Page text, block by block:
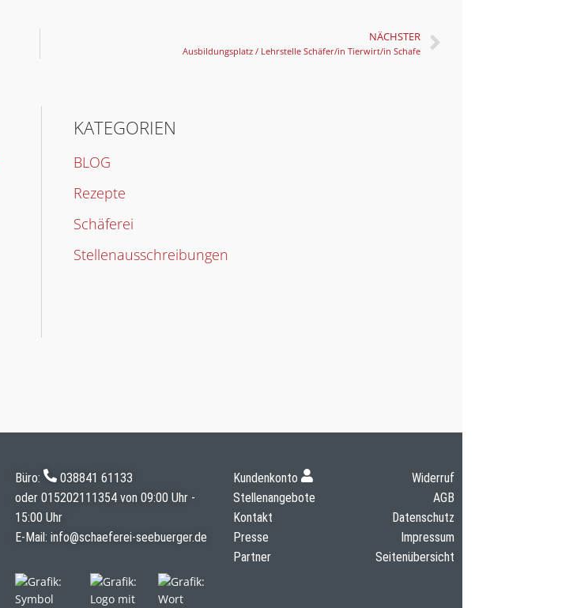
NÄCHSTER
Aus­bil­dungs­platz / Lehr­stel­le Schäfer/in Tierwirt/in Scha­fe
KATE­GO­RIEN
BLOG
Rezepte
Schäferei
Stellenausschreibungen
Büro:
038841 61133
oder 015202111354von 09:00 Uhr -
15:00 Uhr
E-Mail: info@schaeferei-seebuerger.de
Kundenkonto
Stellenangebote
Kontakt
Presse
Partner
Widerruf
AGB
Datenschutz
Impressum
Seitenübersicht